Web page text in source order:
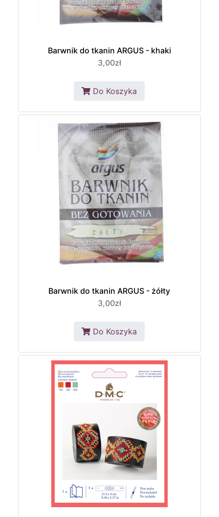
Barwnik do tkanin ARGUS - khaki
3,00zł
Do Koszyka
Barwnik do tkanin ARGUS - żółty
3,00zł
Do Koszyka